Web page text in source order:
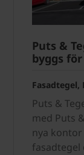
Puts &
byggs
Fasadtegel,
Puts &
med Puts
nya
fasadtegel